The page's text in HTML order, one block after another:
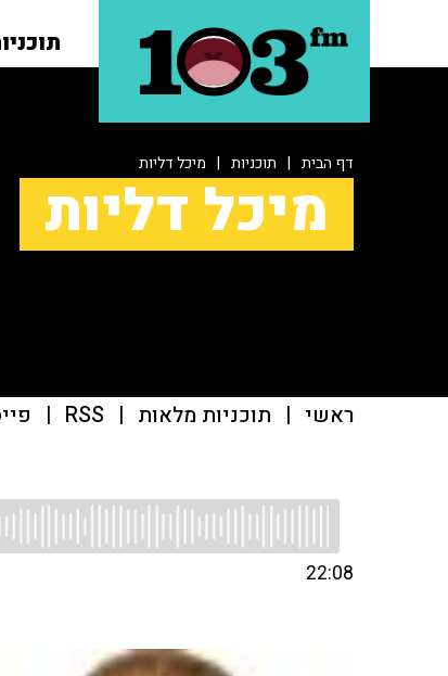
דף הבית | תוכניות | מיכל דליות
מיכל דליות
ראשי | תוכניות מלאות |
RSS
|
22:08